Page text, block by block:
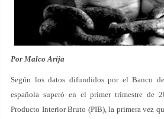
Por Malco Arija
Según los datos difundidos por el Banco
española superó en el primer trimestre de
Producto Interior Bruto (PIB), la primera vez